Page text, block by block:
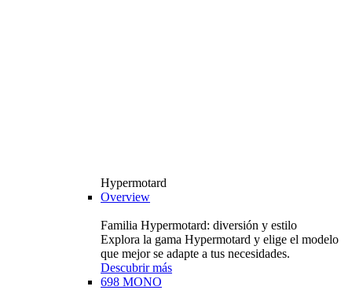
Hypermotard
Overview
Familia Hypermotard: diversión y estilo
Explora la gama Hypermotard y elige el modelo
que mejor se adapte a tus necesidades.
Descubrir más
698 MONO